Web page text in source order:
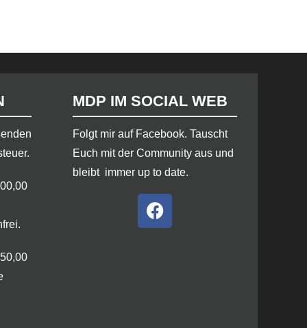
MDP IM SOCIAL WEB
​Folgt mir auf Facebook. Tauscht
Euch mit der Community aus und
bleibt immer up to date.